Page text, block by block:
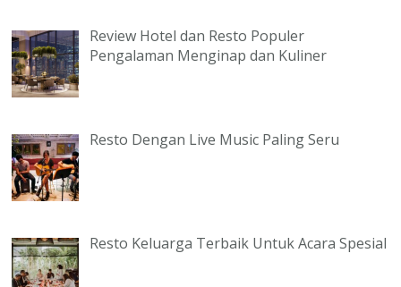
Review Hotel dan Resto Populer
Pengalaman Menginap dan Kuliner
Resto Dengan Live Music Paling Seru
Resto Keluarga Terbaik Untuk Acara Spesial